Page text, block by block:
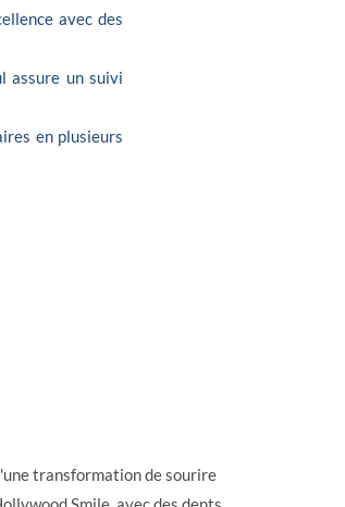
avec des
assure un suivi
en plusieurs